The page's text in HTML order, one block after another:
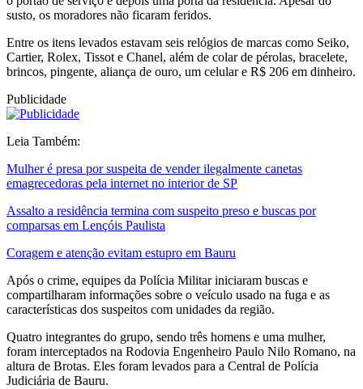
susto, os moradores não ficaram feridos.
Entre os itens levados estavam seis relógios de marcas como Seiko,
Cartier, Rolex, Tissot e Chanel, além de colar de pérolas, bracelete,
brincos, pingente, aliança de ouro, um celular e R$ 206 em dinheiro.
Publicidade
Leia Também:
Mulher é presa por suspeita de vender ilegalmente canetas
emagrecedoras pela internet no interior de SP
Assalto a residência termina com suspeito preso e buscas por
comparsas em Lençóis Paulista
Coragem e atenção evitam estupro em Bauru
Após o crime, equipes da Polícia Militar iniciaram buscas e
compartilharam informações sobre o veículo usado na fuga e as
características dos suspeitos com unidades da região.
Quatro integrantes do grupo, sendo três homens e uma mulher,
foram interceptados na Rodovia Engenheiro Paulo Nilo Romano, na
altura de Brotas. Eles foram levados para a Central de Polícia
Judiciária de Bauru.